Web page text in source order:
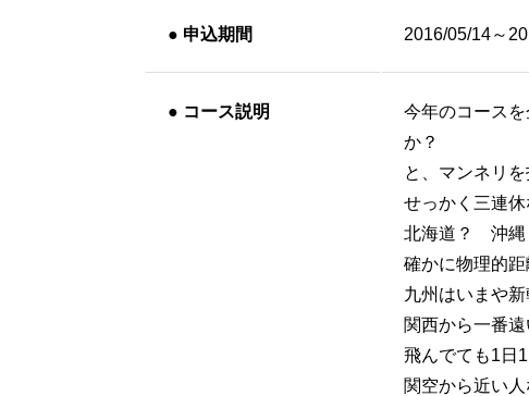
● 申込期間 2016/05/14～
● コース説明
今年のコース
か？
と、マンネリ
せっかく三連
北海道？ 沖縄
確かに物理的
九州はいまや
関西から一番
飛んでても1日1
関空から近い